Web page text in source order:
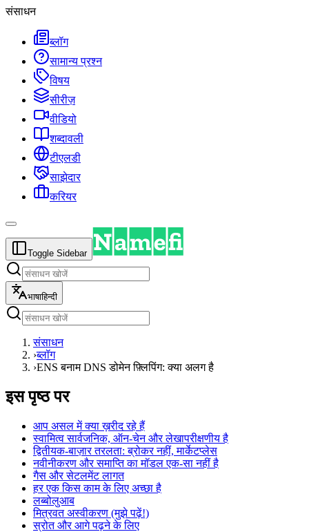
संसाधन
ब्लॉग
सामान्य प्रश्न
विषय
सीरीज़
वीडियो
शब्दावली
टीएलडी
साझेदार
करियर
Toggle Sidebar
भाषाहिन्दी
संसाधन
›ब्लॉग
›ENS बनाम DNS डोमेन फ़्लिपिंग: क्या अलग है
इस पृष्ठ पर
आप असल में क्या ख़रीद रहे हैं
स्वामित्व सार्वजनिक, ऑन-चेन और लेखापरीक्षणीय है
द्वितीयक-बाज़ार तरलता: ब्रोकर नहीं, मार्केटप्लेस
नवीनीकरण और समाप्ति का मॉडल एक-सा नहीं है
गैस और सेटलमेंट लागत
हर एक किस काम के लिए अच्छा है
लब्बोलुआब
मित्रवत अस्वीकरण (मुझे पढ़ें!)
स्रोत और आगे पढ़ने के लिए